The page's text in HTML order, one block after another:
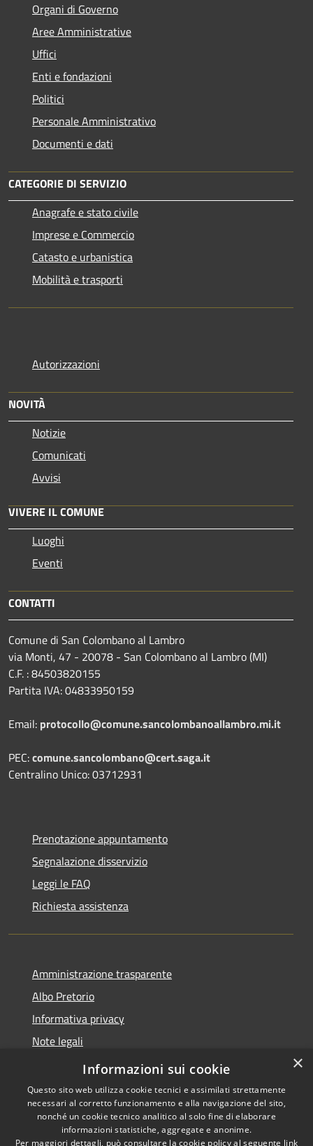
Organi di Governo
Aree Amministrative
Uffici
Enti e fondazioni
Politici
Personale Amministrativo
Documenti e dati
CATEGORIE DI SERVIZIO
Anagrafe e stato civile
Imprese e Commercio
Catasto e urbanistica
Mobilità e trasporti
Autorizzazioni
NOVITÀ
Notizie
Comunicati
Avvisi
VIVERE IL COMUNE
Luoghi
Eventi
CONTATTI
Comune di San Colombano al Lambro
via Monti, 47 - 20078 - San Colombano al Lambro (MI)
C.F. : 84503820155
Partita IVA: 04833950159
Email: protocollo@comune.sancolombanoallambro.mi.it
PEC:comune.sancolombano@cert.saga.it
Centralino Unico: 03712931
Prenotazione appuntamento
Segnalazione disservizio
Leggi le FAQ
Richiesta assistenza
Amministrazione trasparente
Albo Pretorio
Informativa privacy
Note legali
Dichiarazione di accessibilità
Copyright © 2026 • Comune di
×
Informazioni sui cookie
Questo sito web utilizza cookie tecnici e assimilati strettamente
necessari al corretto funzionamento e alla navigazione del sito,
nonché un cookie tecnico analitico al solo fine di elaborare
informazioni statistiche, aggregate e anonime.
Per maggiori dettagli, può consultare la cookie policy al seguente link